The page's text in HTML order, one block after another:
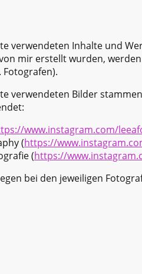
verwendeten Inhalte und
mir erstellt wurden,
Fotografen).
verwendeten Bilder
www.instagram.com/
(https://
(https://
bei den jeweiligen